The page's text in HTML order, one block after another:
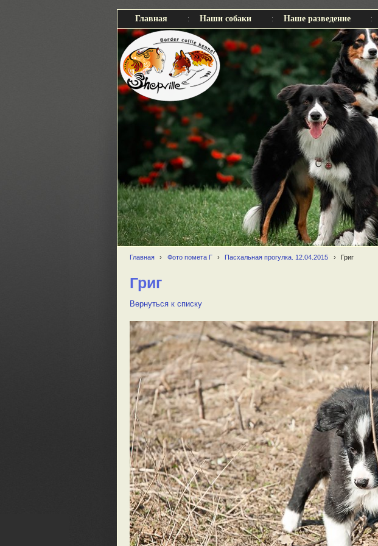
Главная Наши собаки Наше разведение
Главная › Фото помета Г › Пасхальная прогулка. 12.04.2015 › Григ
Григ
Вернуться к списку